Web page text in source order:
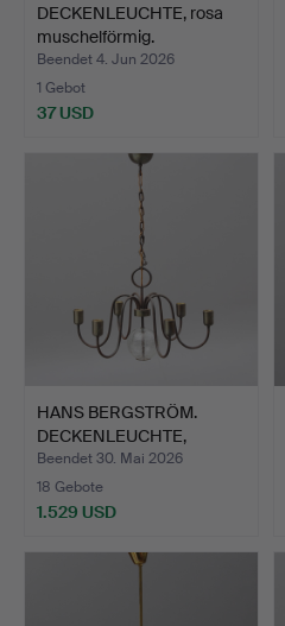
DECKENLEUCHTE, rosa
muschelförmig.
Beendet 4. Jun 2026
1 Gebot
37 USD
HANS BERGSTRÖM.
DECKENLEUCHTE,
Metall/Glas…
Beendet 30. Mai 2026
18 Gebote
1.529 USD